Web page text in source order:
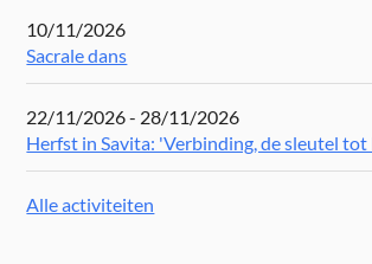
10/11/2026
Sacrale dans
22/11/2026 - 28/11/2026
Herfst in Savita: 'Verbinding, de sleutel tot
Alle activiteiten